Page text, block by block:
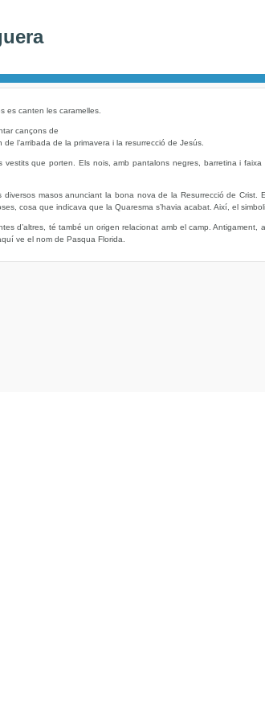
es canten les caramelles.
cançons de
l’arribada de la primavera i la resurrecció de Jesús.
vestits que porten. Els nois, amb pantalons negres, barretina i
masos anunciant la bona nova de la Resurrecció de
cosa que indicava que la Quaresma s’havia acabat. Així, el
d’altres, té també un origen relacionat amb el camp.
ve el nom de Pasqua Florida.